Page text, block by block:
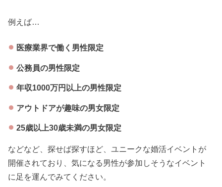
例えば…
医療業界で働く男性限定
公務員の男性限定
年収1000万円以上の男性限定
アウトドアが趣味の男女限定
25歳以上30歳未満の男女限定
などなど、探せば探すほど、ユニークな婚活イベントが
開催されており、気になる男性が参加しそうなイベント
に足を運んでみてください。